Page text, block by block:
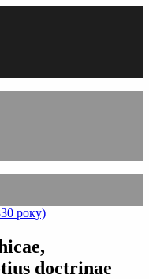
року)
doctrinae